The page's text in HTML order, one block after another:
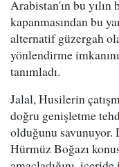
Arabistan'ın bu yılın
kapanmasından bu
alternatif güzergah
yönlendirme
tanımladı.
Jalal, Husilerin
doğru genişletme
olduğunu savunuyor.
Hürmüz Boğazı